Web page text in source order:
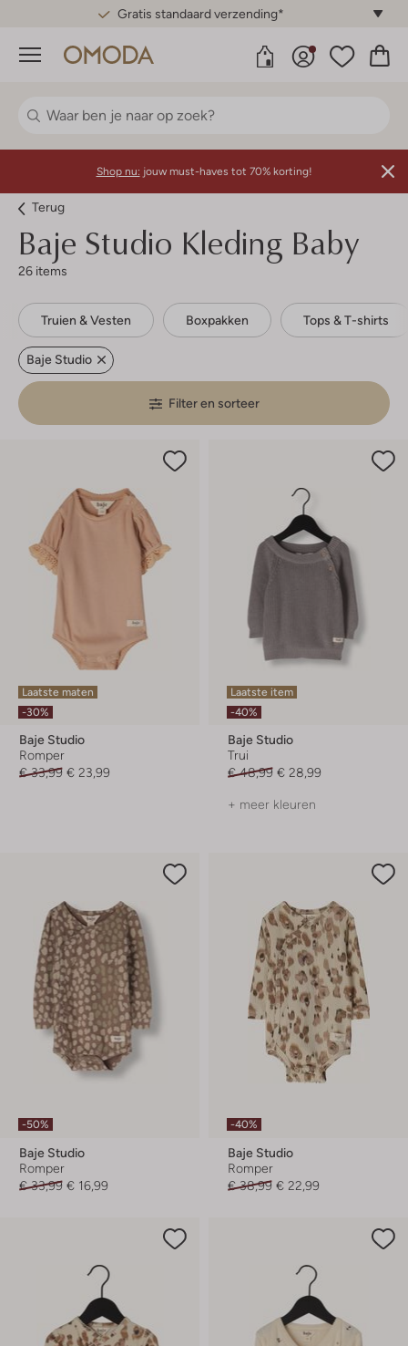
Gratis standaard verzending*
Menu
Shop nu: jouw must-haves tot 70% korting!
Terug
Baje Studio Kleding Baby
26 items
Truien & Vesten Boxpakken Tops & T-shirts
Baje Studio
Filter en sorteer
Laatste maten
-30%
Baje Studio
Romper
€ 33,99 € 23,99
Laatste item
-40%
Baje Studio
Trui
€ 48,99 € 28,99
+ meer kleuren
-50%
Baje Studio
Romper
€ 33,99 € 16,99
-40%
Baje Studio
Romper
€ 38,99 € 22,99